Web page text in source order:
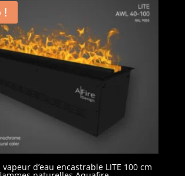
!
d’eau encastrable LITE 100 cm